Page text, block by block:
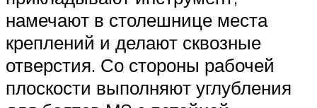
намечают в столешнице места
креплений и делают сквозные
отверстия. Со стороны рабочей
плоскости выполняют углубления